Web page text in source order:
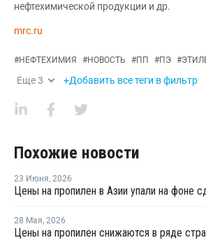
нефтехимической продукции и др.
mrc.ru
#НЕФТЕХИМИЯ #НОВОСТЬ #ПП #ПЭ #
Еще3 +Добавить все теги в фильтр
Похожие новости
23 Июня, 2026
28 Мая, 2026
Цены на пропилен снижаются в ряде